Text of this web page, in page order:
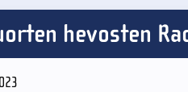
hevosten